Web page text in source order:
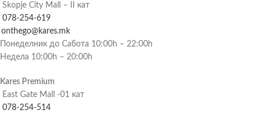
Skopje City Mall – II кат
078-254-619
onthego@kares.mk
Понеделник до Сабота 10:00h – 22:00h
Недела 10:00h – 20:00h
Kares Premium
East Gate Mall -01 кат
078-254-514